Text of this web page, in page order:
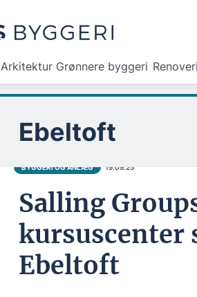
Arkitektur Grønnere byggeri
Ebeltoft
BYGGERI OG ANLÆG 19.09.25
Salling
kursuscenter
Ebeltoft